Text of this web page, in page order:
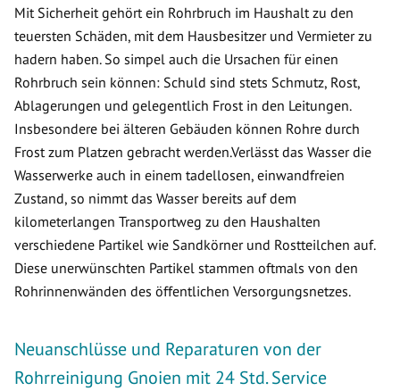
Mit Sicherheit gehört ein Rohrbruch im Haushalt zu den
teuersten Schäden, mit dem Hausbesitzer und Vermieter zu
hadern haben. So simpel auch die Ursachen für einen
Rohrbruch sein können: Schuld sind stets Schmutz, Rost,
Ablagerungen und gelegentlich Frost in den Leitungen.
Insbesondere bei älteren Gebäuden können Rohre durch
Frost zum Platzen gebracht werden.Verlässt das Wasser die
Wasserwerke auch in einem tadellosen, einwandfreien
Zustand, so nimmt das Wasser bereits auf dem
kilometerlangen Transportweg zu den Haushalten
verschiedene Partikel wie Sandkörner und Rostteilchen auf.
Diese unerwünschten Partikel stammen oftmals von den
Rohrinnenwänden des öffentlichen Versorgungsnetzes.
Neuanschlüsse und Reparaturen von der
Rohrreinigung Gnoien mit 24 Std. Service